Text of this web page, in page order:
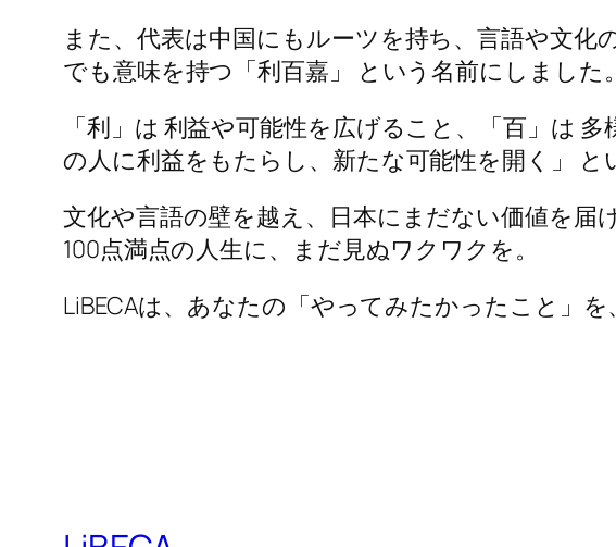
また、代表は中国にもルーツを持ち、言語や文化
でも意味を持つ「利百嘉」 という名前にしました。
「利」は 利益や可能性を広げること、「百」は
の人に利益をもたらし、新たな可能性を開く」 と
文化や言語の壁を越え、日本にまだない価値を届け
100点満点の人生に、まだ見ぬワクワクを。
LiBECAは、あなたの「やってみたかったこと」